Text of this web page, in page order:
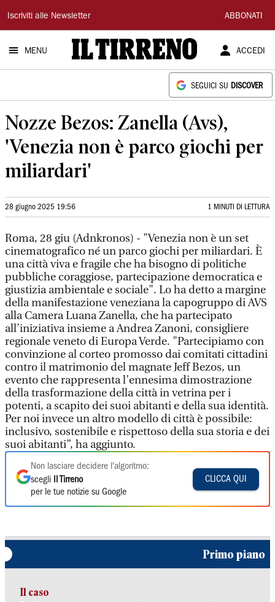
Il
Tirreno
Iscriviti alle Newsletter ABBONATI
MENU ACCEDI
SEGUICI SU DISCOVER
Nozze Bezos: Zanella (Avs),
'Venezia non è parco giochi per
miliardari'
28 giugno 2025 19:56 1 MINUTI DI LETTURA
Roma, 28 giu (Adnkronos) - "Venezia non è un set
cinematografico né un parco giochi per miliardari. È
una città viva e fragile che ha bisogno di politiche
pubbliche coraggiose, partecipazione democratica e
giustizia ambientale e sociale". Lo ha detto a margine
della manifestazione veneziana la capogruppo di AVS
alla Camera Luana Zanella, che ha partecipato
all’iniziativa insieme a Andrea Zanoni, consigliere
regionale veneto di Europa Verde. "Partecipiamo con
convinzione al corteo promosso dai comitati cittadini
contro il matrimonio del magnate Jeff Bezos, un
evento che rappresenta l’ennesima dimostrazione
della trasformazione della città in vetrina per i
potenti, a scapito dei suoi abitanti e della sua identità.
Per noi invece un altro modello di città è possibile:
inclusivo, sostenibile e rispettoso della sua storia e dei
suoi abitanti”, ha aggiunto.
Non lasciare decidere l'algoritmo:
scegli
Il Tirreno
per le tue notizie su Google
CLICCA QUI
Primo piano
Il caso